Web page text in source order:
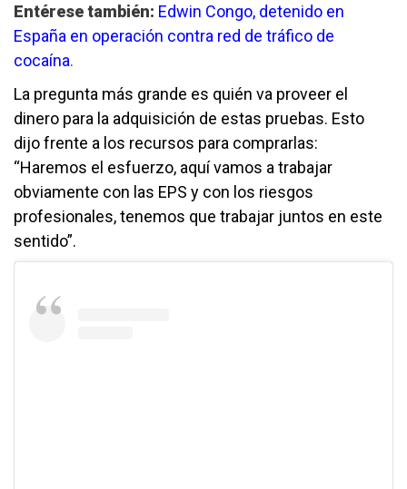
Entérese también: Edwin Congo, detenido en
España en operación contra red de tráfico de
cocaína.
La pregunta más grande es quién va proveer el
dinero para la adquisición de estas pruebas. Esto
dijo frente a los recursos para comprarlas:
“Haremos el esfuerzo, aquí vamos a trabajar
obviamente con las EPS y con los riesgos
profesionales, tenemos que trabajar juntos en este
sentido”.